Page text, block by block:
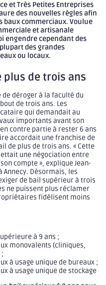
et Très Petites Entreprises
des nouvelles règles afin
baux commerciaux. Voulue
et artisanale
engendre cependant des
des grandes
ou locaux.
plus de trois ans
de déroger à la faculté du
de trois ans. Les
qui demandait au
importants avant son
contre partie à rester 6 ans
accordait une franchise de
de plus de trois ans. « Cette
une négociation entre
compte », explique Jean-
Annecy. Désormais, les
de bail supérieur à trois
ne puissent plus réclamer
fidélisent moins
à 9 ans ;
monovalents (cliniques,
à usage unique de bureaux ;
à usage unique de stockage